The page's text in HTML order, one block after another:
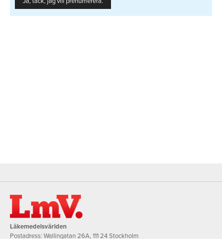
Läkemedelsvärlden
Postadress: Wallingatan 26A, 111 24 Stockholm